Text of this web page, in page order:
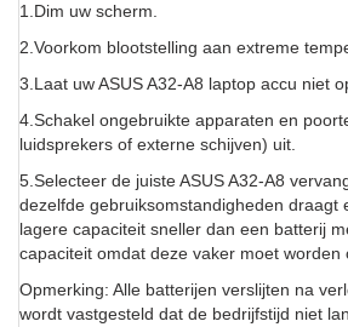
1.Dim uw scherm.
2.Voorkom blootstelling aan extreme
3.Laat uw ASUS A32-A8 laptop accu niet
4.Schakel ongebruikte apparaten en
luidsprekers of externe schijven) uit.
5.Selecteer de juiste ASUS A32-A8
dezelfde gebruiksomstandigheden draagt
lagere capaciteit sneller dan een batterij
capaciteit omdat deze vaker moet worden
Opmerking: Alle batterijen verslijten na
wordt vastgesteld dat de bedrijfstijd niet